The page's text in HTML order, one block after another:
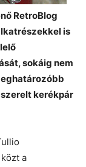
RetroBlog
is
sokáig nem
kerékpár
a